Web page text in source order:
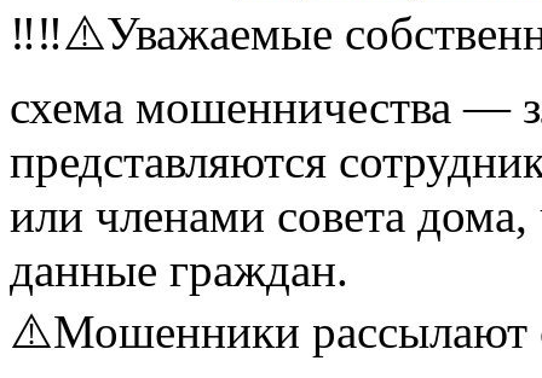
‼️‼️⚠️Уважаемые
схема мошенничества —
представляются
или членами совета
данные граждан.
⚠️Мошенники рассылают